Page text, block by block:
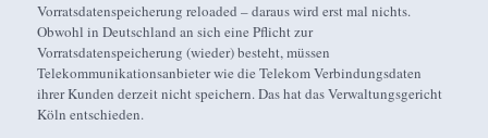
Vorratsdatenspeicherung reloaded – daraus wird erst mal nichts.
Obwohl in Deutschland an sich eine Pflicht zur
Vorratsdatenspeicherung (wieder) besteht, müssen
Telekommunikationsanbieter wie die Telekom Verbindungsdaten
ihrer Kunden derzeit nicht speichern. Das hat das Verwaltungsgericht
Köln entschieden.